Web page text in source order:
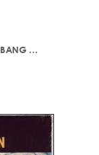
– RUHRGEBEAT - SMASH ...! BOOM ...! BANG ...! (1964-2004)